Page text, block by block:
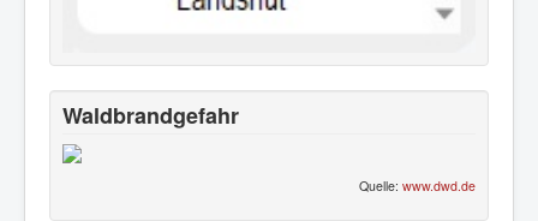
Waldbrandgefahr
Quelle: www.dwd.de